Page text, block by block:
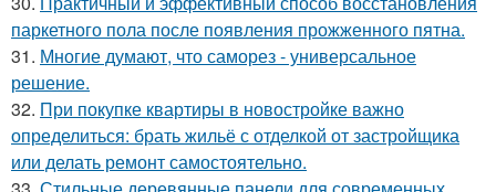
паркетного пола после появления прожженного пятна.
31. Многие думают, что саморез - универсальное
решение.
32. При покупке квартиры в новостройке важно
определиться: брать жильё с отделкой от застройщика
или делать ремонт самостоятельно.